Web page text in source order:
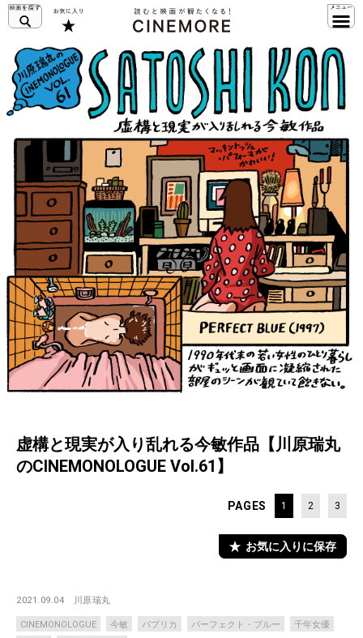
虚構と現実が入り乱れる今敏作品【川原瑞丸
のCINEMONOLOGUE Vol.61】
PAGES 1 2 3
お気に入りに保存
2021.09.04 川原瑞丸
CINEMONOLOGUE 今敏 パプリカ パーフェクト・ブルー
千年女優